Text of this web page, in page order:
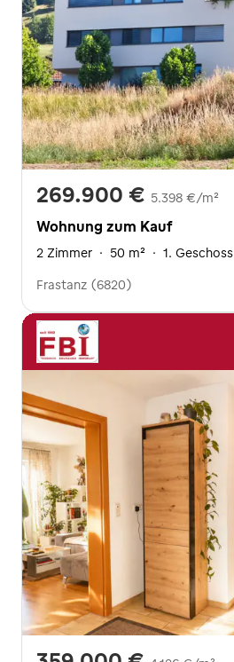
269.900 € 5.398 €/m²
Wohnung zum Kauf
2 Zimmer · 50 m² · 1. Geschoss
Frastanz (6820)